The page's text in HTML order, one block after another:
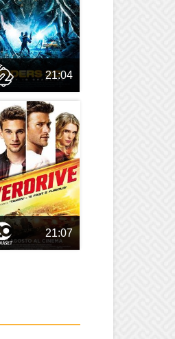
21:04
21:07